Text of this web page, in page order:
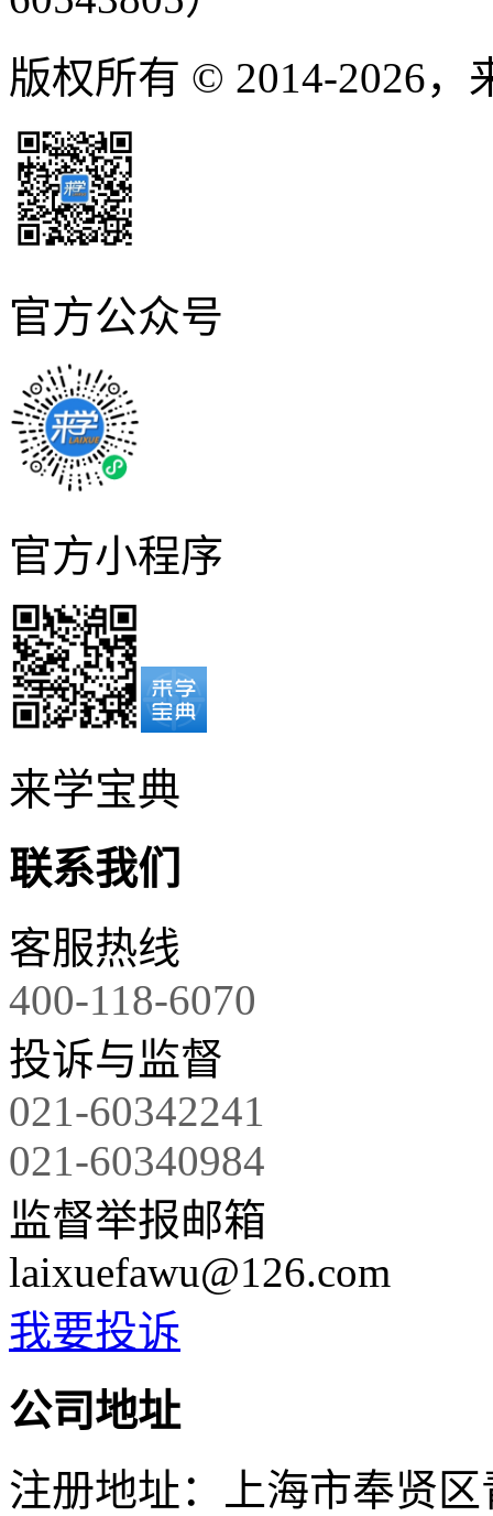
版权所有 © 2014-2026，
官方公众号
官方小程序
来学宝典
联系我们
客服热线
400-118-6070
投诉与监督
021-60342241
021-60340984
监督举报邮箱
laixuefawu@126.com
我要投诉
公司地址
注册地址：上海市奉贤